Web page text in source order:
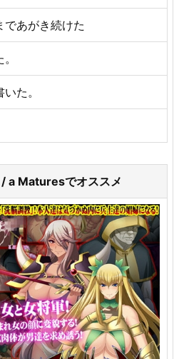
あがき続けた
た。
a Maturesでオススメ